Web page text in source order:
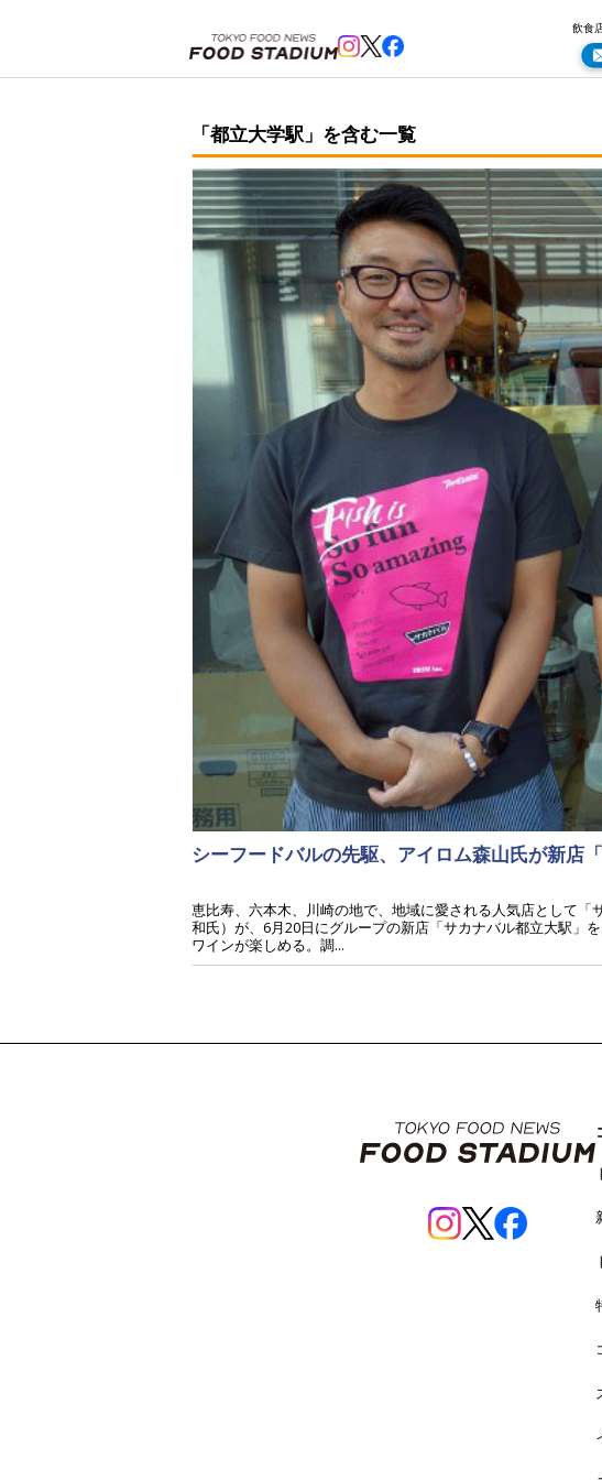
飲食
「都立大学駅」を含む一覧
シーフードバルの先駆、アイロム森山氏が新店
恵比寿、六本木、川崎の地で、地域に愛される人気店として
和氏）が、6月20日にグループの新店「サカナバル都立大駅」
ワインが楽しめる。調...